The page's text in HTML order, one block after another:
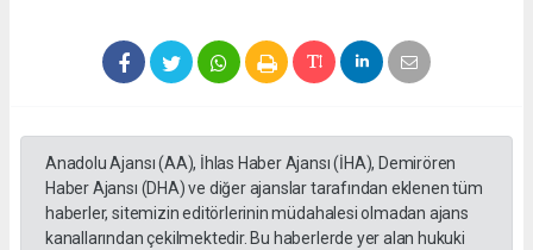
Anadolu Ajansı (AA), İhlas Haber Ajansı (İHA), Demirören
Haber Ajansı (DHA) ve diğer ajanslar tarafından eklenen tüm
haberler, sitemizin editörlerinin müdahalesi olmadan ajans
kanallarından çekilmektedir. Bu haberlerde yer alan hukuki